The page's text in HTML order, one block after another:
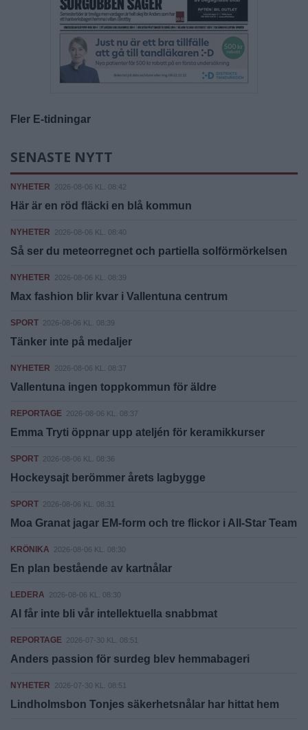
Fler E-tidningar
SENASTE NYTT
NYHETER 2026-08-06 KL. 08:42
Här är en röd fläcki en blå kommun
NYHETER 2026-08-06 KL. 08:40
Så ser du meteorregnet och partiella solförmörkelsen
NYHETER 2026-08-06 KL. 08:39
Max fashion blir kvar i Vallentuna centrum
SPORT 2026-08-06 KL. 08:39
Tänker inte på medaljer
NYHETER 2026-08-06 KL. 08:37
Vallentuna ingen toppkommun för äldre
REPORTAGE 2026-08-06 KL. 08:37
Emma Tryti öppnar upp ateljén för keramikkurser
SPORT 2026-08-06 KL. 08:36
Hockeysajt berömmer årets lagbygge
SPORT 2026-08-06 KL. 08:31
Moa Granat jagar EM-form och tre flickor i All-Star Team
KRÖNIKA 2026-08-06 KL. 08:30
En plan bestående av kartnålar
LEDERA 2026-08-06 KL. 08:30
AI får inte bli vår intellektuella snabbmat
REPORTAGE 2026-07-30 KL. 08:51
Anders passion för surdeg blev hemmabageri
NYHETER 2026-07-30 KL. 08:51
Lindholmsbon Tonjes säkerhetsnålar har hittat hem